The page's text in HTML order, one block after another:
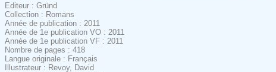
Editeur : Gründ
Collection : Romans
Année de publication : 2011
Année de 1e publication VO : 2011
Année de 1e publication VF : 2011
Nombre de pages : 418
Langue originale : Français
Illustrateur : Revoy, David